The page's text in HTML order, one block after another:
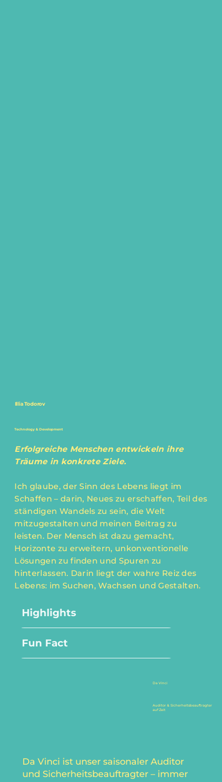
Illia Todorov
Technology & Development
Erfolgreiche Menschen entwickeln ihre
Träume in konkrete Ziele.
Ich glaube, der Sinn des Lebens liegt im
Schaffen – darin, Neues zu erschaffen, Teil des
ständigen Wandels zu sein, die Welt
mitzugestalten und meinen Beitrag zu
leisten. Der Mensch ist dazu gemacht,
Horizonte zu erweitern, unkonventionelle
Lösungen zu finden und Spuren zu
hinterlassen. Darin liegt der wahre Reiz des
Lebens: im Suchen, Wachsen und Gestalten.
Highlights
Fun Fact
Auditor & Sicherheitsbeauftragter
auf Zeit
Da Vinci
Da Vinci ist unser saisonaler Auditor
und Sicherheitsbeauftragter – immer